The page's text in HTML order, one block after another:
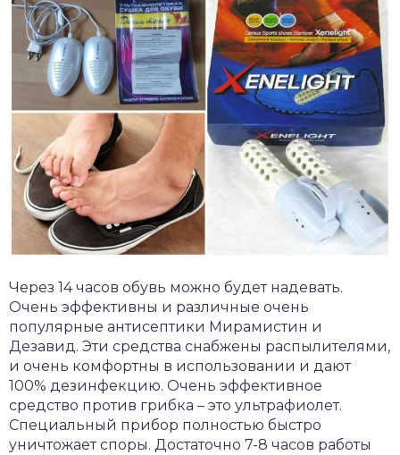
Через 14 часов обувь можно будет надевать.
Очень эффективны и различные очень
популярные антисептики Мирамистин и
Дезавид. Эти средства снабжены распылителями,
и очень комфортны в использовании и дают
100% дезинфекцию. Очень эффективное
средство против грибка – это ультрафиолет.
Специальный прибор полностью быстро
уничтожает споры. Достаточно 7-8 часов работы